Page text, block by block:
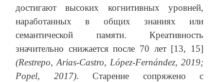
достигают высоких когнитивных уровней,
наработанных в общих знаниях или
семантической памяти. Креативность
значительно снижается после 70 лет [13, 15]
(Restrepo, Arias-Castro, López-Fernández, 2019;
Popel, 2017). Старение сопряжено с